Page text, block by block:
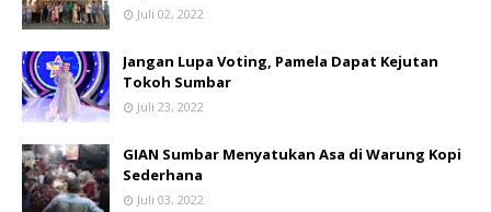
Juli 02, 2022
Jangan Lupa Voting, Pamela Dapat Kejutan
Tokoh Sumbar
Juli 23, 2022
GIAN Sumbar Menyatukan Asa di Warung Kopi
Sederhana
Juli 03, 2022